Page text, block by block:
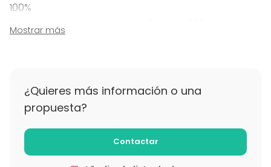
100%
2 dias antes penalización 100%
Mostrar más
¿Quieres más información o una
propuesta?
Contactar